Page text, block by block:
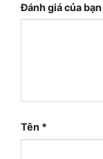
Đánh giá của bạn
Tên *